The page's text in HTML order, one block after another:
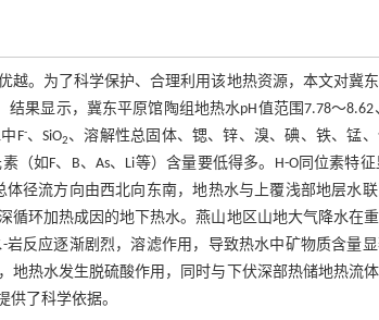
。为了科学保护、合理利用该地热资源，本文对冀
果显示，冀东平原馆陶组地热水pH值范围7.78～8.62
F-、SiO2、溶解性总固体、锶、锌、溴、碘、铁、锰、
如F、B、As、Li等）含量要低得多。H-O同位素特
径流方向由西北向东南，地热水与上覆浅部地层水
环加热成因的地下热水。燕山地区山地大气降水在
反应逐渐剧烈，溶滤作用，导致热水中矿物质含量
热水发生脱硫酸作用，同时与下伏深部热储地热流
了科学依据。